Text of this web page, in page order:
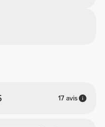
17 avis